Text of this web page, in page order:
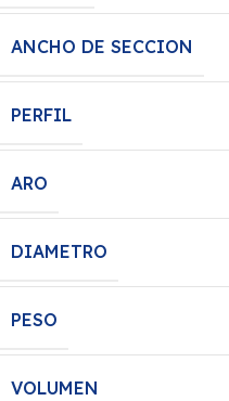
ANCHO DE SECCION
PERFIL
ARO
DIAMETRO
PESO
VOLUMEN